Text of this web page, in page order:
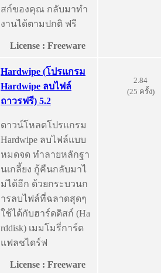
สก์ของคุณ กลับมาทำ
งานได้ตามปกติ ฟรี
License : Freeware
Hardwipe (โปรแกรม
Hardwipe ลบไฟล์
ถาวรฟรี) 5.2
ดาวน์โหลดโปรแกรม
Hardwipe ลบไฟล์แบบ
หมดจด ทำลายหลักฐา
นเกลี้ยง กู้คืนกลับมาไ
ม่ได้อีก ด้วยกระบวนก
ารลบไฟล์ที่ฉลาดสุดๆ
ใช้ได้กับฮาร์ดดิสก์ (Ha
rddisk) เมมโมรี่การ์ด
แฟลชไดร์ฟ
License : Freeware
2.84
(25 ครั้ง)